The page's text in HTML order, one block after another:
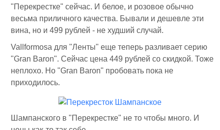
"Перекрестке" сейчас. И белое, и розовое обычно
весьма приличного качества. Бывали и дешевле эти
вина, но и 499 рублей - не худший случай.
Vallformosa для "Ленты" еще теперь разливает серию
"Gran Baron". Сейчас цена 449 рублей со скидкой. Тоже
неплохо. Но "Gran Baron" пробовать пока не
приходилось.
Шампанского в "Перекрестке" не то чтобы много. И